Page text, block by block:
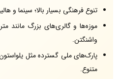
تنوع فرهنگی بسیار بالا؛ سینما و
موزه‌ها و گالری‌های بزرگ مانند
واشنگتن.
پارک‌های ملی گسترده مثل
متنوع.